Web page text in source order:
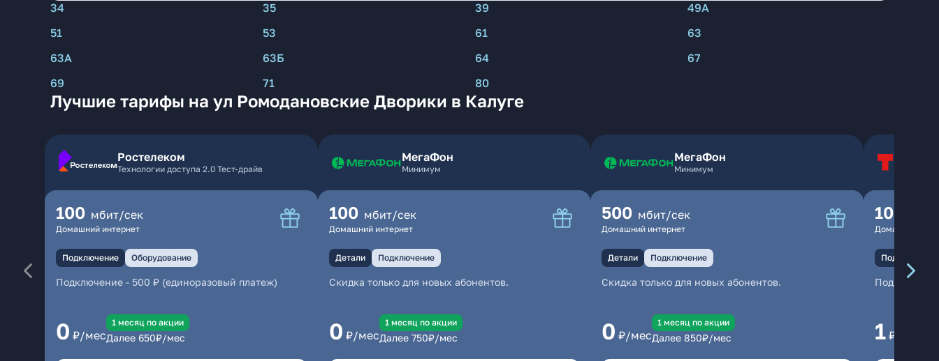
34 35 39
49А
51
53 61
63
63А
63Б 64
67
69
71 80
Лучшие тарифы на ул Ромодановские Дворики в Калуге
Ростелеком
Технологии доступа 2.0 Тест-драйв
100 мбит/сек
Домашний интернет
Подключение Оборудование
Подключение - 500 ₽ (единоразовый платеж)
0 ₽/мес
1 месяц по акции
Далее 650₽/мес
МегаФон
Минимум
100 мбит/сек
Домашний интернет
Детали Подключение
Скидка только для новых абонентов.
0 ₽/мес
1 месяц по акции
Далее 750₽/мес
МегаФон
Минимум
500 мбит/сек
Домашний интернет
Детали Подключение
Скидка только для новых абонентов.
0 ₽/мес
1 месяц по акции
Далее 850₽/мес
100
Домашний
Подключение
1 ₽/мес